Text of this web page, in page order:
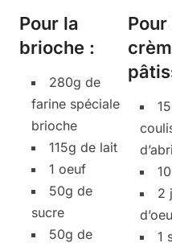
Pour la
brioche :
280g de
farine spéciale
brioche
115g de lait
1 oeuf
50g de
sucre
50g de
Pour
2
1